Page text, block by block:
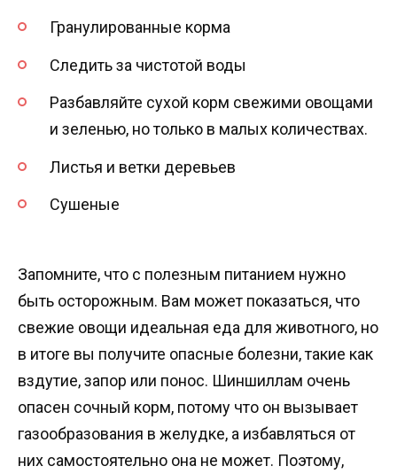
Гранулированные корма
Следить за чистотой воды
Разбавляйте сухой корм свежими овощами
и зеленью, но только в малых количествах.
Листья и ветки деревьев
Сушеные
Запомните, что с полезным питанием нужно
быть осторожным. Вам может показаться, что
свежие овощи идеальная еда для животного, но
в итоге вы получите опасные болезни, такие как
вздутие, запор или понос. Шиншиллам очень
опасен сочный корм, потому что он вызывает
газообразования в желудке, а избавляться от
них самостоятельно она не может. Поэтому,